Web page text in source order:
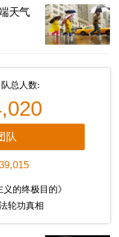
天气
总人数:
队
义的终极目的》
轮功真相